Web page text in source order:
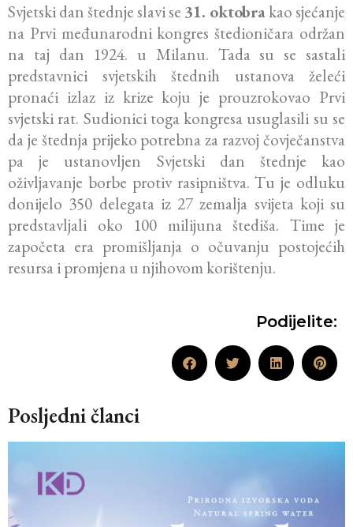
Svjetski dan štednje slavi se 31. oktobrakao sjećanje
na Prvi međunarodni kongres štedioničara održan
na taj dan 1924. u Milanu. Tada su se sastali
predstavnici svjetskih štednih ustanova želeći
pronaći izlaz iz krize koju je prouzrokovao Prvi
svjetski rat. Sudionici toga kongresa usuglasili su se
da je štednja prijeko potrebna za razvoj čovječanstva
pa je ustanovljen Svjetski dan štednje kao
oživljavanje borbe protiv rasipništva. Tu je odluku
donijelo 350 delegata iz 27 zemalja svijeta koji su
predstavljali oko 100 milijuna štediša. Time je
započeta era promišljanja o očuvanju postojećih
resursa i promjena u njihovom korištenju.
Podijelite:
Posljedni članci